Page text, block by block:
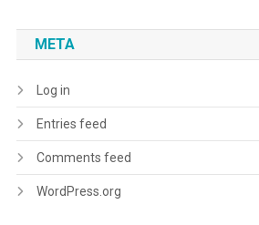
META
Log in
Entries feed
Comments feed
WordPress.org